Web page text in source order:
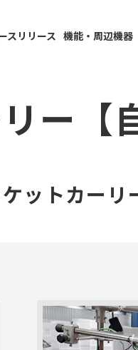
スリリース 機能・周辺機器
ー【
ットカーリ